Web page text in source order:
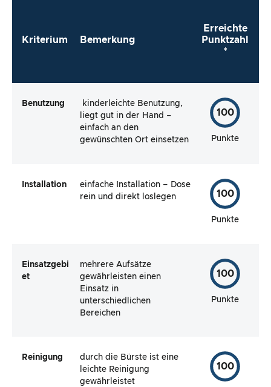
Kriterium Bemerkung
Erreichte
Punktzahl
*
Benutzung
kinderleichte Benutzung,
liegt gut in der Hand –
einfach an den
gewünschten Ort einsetzen
100
Punkte
Installation
einfache Installation – Dose
rein und direkt loslegen
100
Punkte
Einsatzgebi
et
mehrere Aufsätze
gewährleisten einen
Einsatz in
unterschiedlichen
Bereichen
100
Punkte
Reinigung
durch die Bürste ist eine
leichte Reinigung
gewährleistet
100